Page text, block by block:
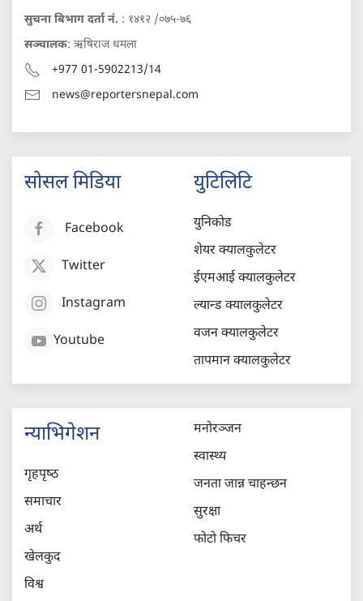
सुचना बिभाग दर्ता नं. : १४१२ /०७५-७६
सञ्चालक: ऋषिराज धमला
+977 01-5902213/14
news@reportersnepal.com
सोसल मिडिया
Facebook
Twitter
Instagram
Youtube
युटिलिटि
युनिकोड
शेयर क्यालकुलेटर
ईएमआई क्यालकुलेटर
ल्यान्ड क्यालकुलेटर
वजन क्यालकुलेटर
तापमान क्यालकुलेटर
न्याभिगेशन
गृहपृष्‍ठ
समाचार
अर्थ
खेलकुद
विश्व
मनोरञ्जन
स्वास्थ्य
जनता जान्न चाहन्छन
सुरक्षा
फोटो फिचर